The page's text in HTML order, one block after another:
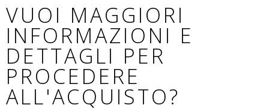
VUOI MAGGIORI
INFORMAZIONI E
DETTAGLI PER
PROCEDERE
ALL'ACQUISTO?